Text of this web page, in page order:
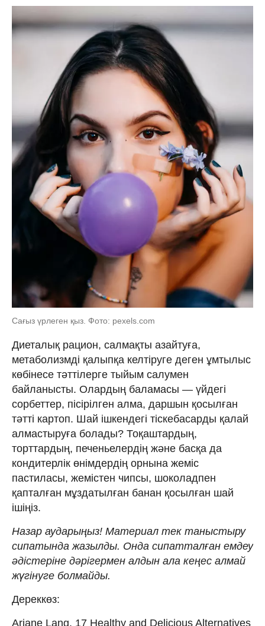
Сағыз үрлеген қыз. Фото: pexels.com
Диеталық рацион, салмақты азайтуға,
метаболизмді қалыпқа келтіруге деген ұмтылыс
көбінесе тәттілерге тыйым салумен
байланысты. Олардың баламасы — үйдегі
сорбеттер, пісірілген алма, даршын қосылған
тәтті картоп. Шай ішкендегі тіскебасарды қалай
алмастыруға болады? Тоқаштардың,
торттардың, печеньелердің және басқа да
кондитерлік өнімдердің орнына жеміс
пастиласы, жемістен чипсы, шоколадпен
қапталған мұздатылған банан қосылған шай
ішіңіз.
Назар аударыңыз! Материал тек таныстыру
сипатында жазылды. Онда сипатталған емдеу
әдістеріне дәрігермен алдын ала кеңес алмай
жүгінуге болмайды.
Дереккөз:
Ariane Lang. 17 Healthy and Delicious Alternatives